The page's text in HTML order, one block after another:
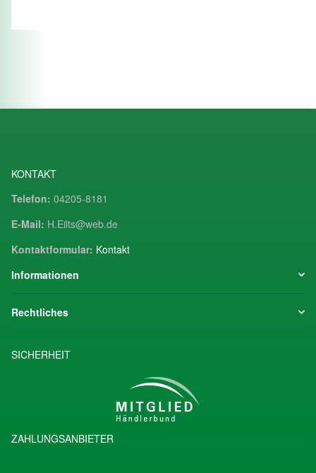
KONTAKT
Telefon: 04205-8181
E-Mail: H.Eilts@web.de
Kontaktformular: Kontakt
Informationen
Rechtliches
SICHERHEIT
ZAHLUNGSANBIETER